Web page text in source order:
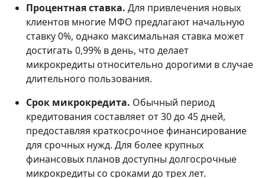
Процентная ставка. Для привлечения новых
клиентов многие МФО предлагают начальную
ставку 0%, однако максимальная ставка может
достигать 0,99% в день, что делает
микрокредиты относительно дорогими в случае
длительного пользования.
Срок микрокредита. Обычный период
кредитования составляет от 30 до 45 дней,
предоставляя краткосрочное финансирование
для срочных нужд. Для более крупных
финансовых планов доступны долгосрочные
микрокредиты со сроками до трех лет.